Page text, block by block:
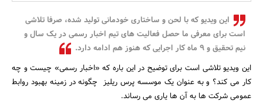
این ویدیو که با لحن و ساختاری خودمانی تولید شده، صرفا تلاشی
است برای معرفی ما حصل فعالیت های تیم اخبار رسمی در یک سال و
نیم تحقیق و 9 ماه کار اجرایی که هنوز هم ادامه دارد.
این ویدیو تلاشی است برای توضیح در این باره که «اخبار رسمی» چیست و چه
کار می کند؟ و به عنوان یک موسسه پرس ریلیز چگونه در زمینه بهبود روابط
عمومی شرکت ها به آن ها یاری می رساند.